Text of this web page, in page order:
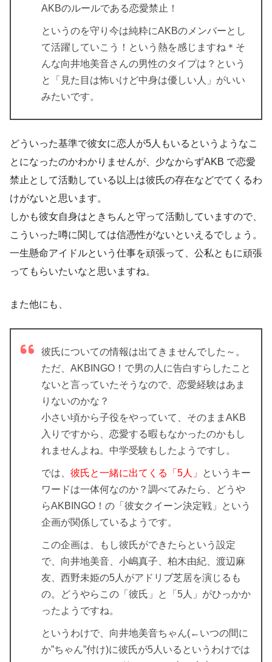
AKBのルールである恋愛禁止！
というのを守り今は純粋にAKBのメンバーとし
て活躍していこう！という熱を感じますね＊そ
んな向井地美音さんの男性のタイプは？という
と「見た目は怖いけど中身は優しい人」がいい
みたいです。
どういった基準で彼女に恋人が5人もいるというようなこ
とになったのかわかりませんが、少なからずAKB で恋愛
禁止として活動している以上は彼氏の存在などでてくるわ
けがないと思います。
しかも彼女自身はときちんと守って活動していますので、
こういった噂に関しては信憑性がないといえるでしょう。
一生懸命アイドルという仕事を頑張って、公私ともに頑張
ってもらいたいなと思いますね。
また他にも、
彼氏についての情報は出てきませんでした～。
ただ、AKBINGO！で男の人に告白すらしたこと
ないと言っていたそうなので、恋愛経験はあま
りないのかな？
小さい頃から子役をやっていて、そのままAKB
入りですから、恋愛する暇もなかったのかもし
れませんよね。中学受験もしたようですし。
では、 彼氏と一緒に出てくる「5人」
というキー
ワードは一体何なのか？調べてみたら、どうや
らAKBINGO！の「彼女クイーン決定戦」という
企画が関係しているようです。
この企画は、もし彼氏ができたらという設定
で、 向井地美音、小嶋真子、柏木由紀、渡辺麻
友、西野未姫の5人 がアドリブ芝居を演じるも
の。どうやらこの「彼氏」と「5人」がひっかか
ったようですね。
というわけで、向井地美音ちゃん(←いつの間に
か”ちゃん”付け)に彼氏が5人いるというわけでは